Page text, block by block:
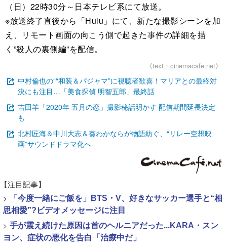
（日）22時30分～日本テレビ系にて放送。
※放送終了直後から「Hulu」にて、新たな撮影シーンを加
え、リモート画面の向こう側で起きた事件の詳細を描
く”殺人の裏側編”を配信。
《text：cinemacafe.net》
中村倫也の““和装＆パジャマ”に視聴者歓喜！マリアとの最終対
決にも注目…「美食探偵 明智五郎」最終話
吉田羊「2020年 五月の恋」撮影秘話明かす 配信期間延長決定
も
北村匠海＆中川大志＆葵わかならが物語紡ぐ、“リレー空想映
画”サウンドドラマ化へ
【注目記事】
>
「今度一緒にご飯を」BTS・V、好きなサッカー選手と“相
思相愛”?ビデオメッセージに注目
> 手が震え続けた原因は首のヘルニアだった...KARA・スン
ヨン、症状の悪化を告白「治療中だ」